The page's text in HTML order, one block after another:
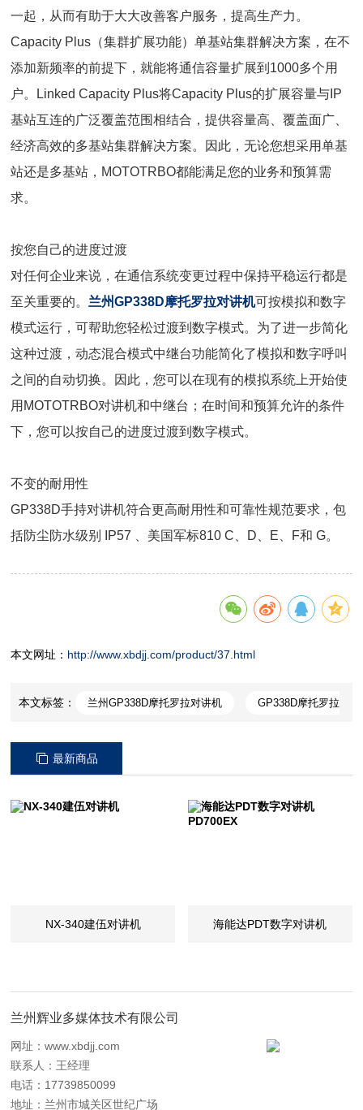
一起，从而有助于大大改善客户服务，提高生产力。
Capacity Plus（集群扩展功能）单基站集群解决方案，在不
添加新频率的前提下，就能将通信容量扩展到1000多个用
户。Linked Capacity Plus将Capacity Plus的扩展容量与IP
基站互连的广泛覆盖范围相结合，提供容量高、覆盖面广、
经济高效的多基站集群解决方案。因此，无论您想采用单基
站还是多基站，MOTOTRBO都能满足您的业务和预算需
求。
按您自己的进度过渡
对任何企业来说，在通信系统变更过程中保持平稳运行都是
至关重要的。 兰州GP338D摩托罗拉对讲机可按模拟和数字
模式运行，可帮助您轻松过渡到数字模式。为了进一步简化
这种过渡，动态混合模式中继台功能简化了模拟和数字呼叫
之间的自动切换。因此，您可以在现有的模拟系统上开始使
用MOTOTRBO对讲机和中继台；在时间和预算允许的条件
下，您可以按自己的进度过渡到数字模式。
不变的耐用性
GP338D手持对讲机符合更高耐用性和可靠性规范要求，包
括防尘防水级别 IP57 、美国军标810 C、D、E、F和 G。
本文网址： http://www.xbdjj.com/product/37.html
本文标签： 兰州GP338D摩托罗拉对讲机 GP338D摩托罗拉
对讲机代理 兰州摩托罗拉对讲机价格
最新商品
NX-340建伍对讲机 海能达PDT数字对讲机
兰州辉业多媒体技术有限公司
网址：www.xbdjj.com
联系人：王经理
电话：17739850099
地址：兰州市城关区世纪广场